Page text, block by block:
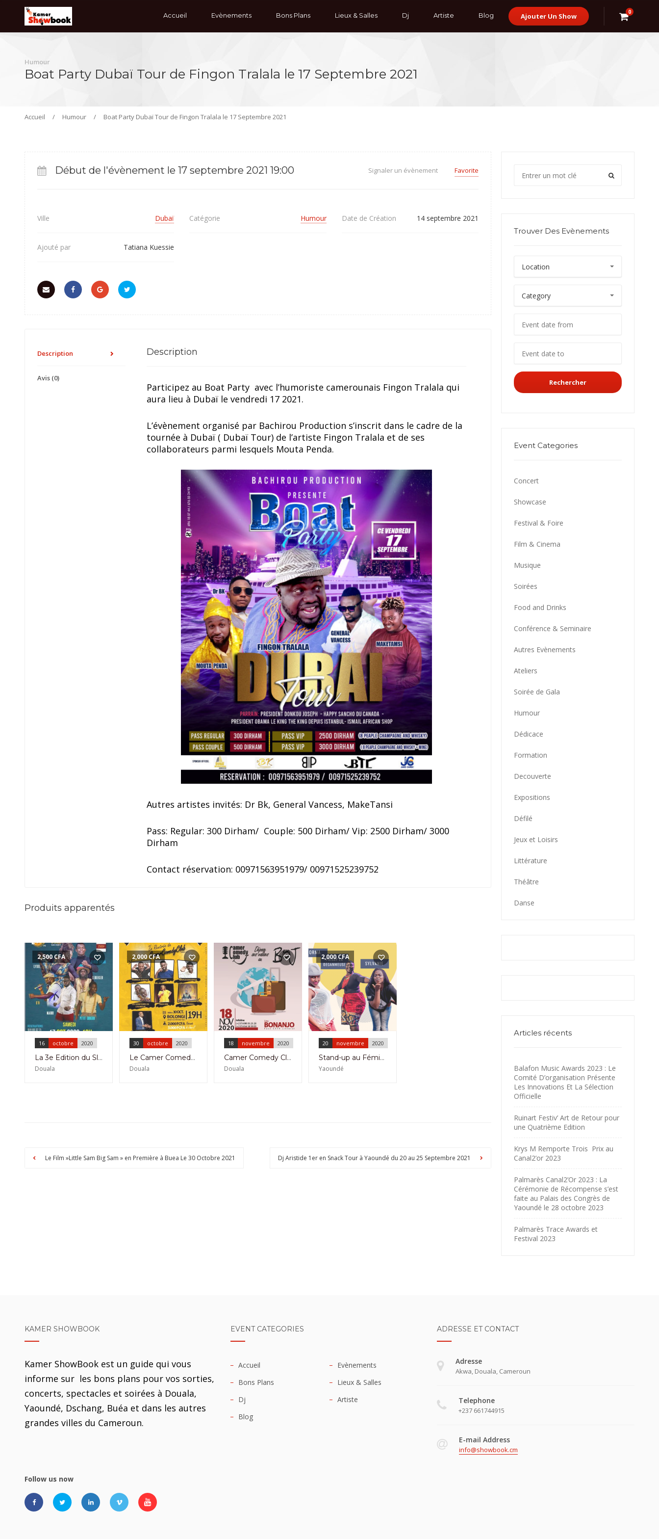
0
Ajouter Un Show
Accueil Evènements Bons Plans Lieux & Salles Dj Artiste Blog
Humour
Boat Party Dubaï Tour de Fingon Tralala le 17 Septembre 2021
Accueil / Humour / Boat Party Dubaï Tour de Fingon Tralala le 17 Septembre 2021
Début de l'évènement le 17 septembre 2021 19:00 Signaler un évènement Favorite
Ville Dubaï Catégorie Humour Date de Création 14 septembre 2021
Ajouté par Tatiana Kuessie
Description
Avis (0)
Description
Participez au Boat Party avec l’humoriste camerounais Fingon Tralala qui
aura lieu à Dubaï le vendredi 17 2021.
L’évènement organisé par Bachirou Production s’inscrit dans le cadre de la
tournée à Dubaï ( Dubaï Tour) de l’artiste Fingon Tralala et de ses
collaborateurs parmi lesquels Mouta Penda.
Autres artistes invités: Dr Bk, General Vancess, MakeTansi
Pass: Regular: 300 Dirham/ Couple: 500 Dirham/ Vip: 2500 Dirham/ 3000
Dirham
Contact réservation: 00971563951979/ 00971525239752
Produits apparentés
16 octobre 2020
La 3e Edition du Slam Up du 15 au 17 Octobre et du 28 au 30 Octobre à l’Institut Français du Cameroun les antennes de Douala et Yaoundé.
2,500CFA
Douala
30 octobre 2020
Le Camer Comedy Club Fait Sa Rentrée En Saison3 le 30 Octobre 2020 au Cabaret Bolongui à Bali
2,000CFA
Douala
18 novembre 2020
Camer Comedy Club au Restaurant Le Boj Bonanjo le 18 Novembre 2020
Douala
20 novembre 2020
Stand-up au Féminin à l’Institut Français Yaoundé le 20 Novembre 2020
2,000CFA
Yaoundé
Le Film »Little Sam Big Sam » en Première à Buea Le 30 Octobre 2021 Dj Aristide 1er en Snack Tour à Yaoundé du 20 au 25 Septembre 2021
Trouver Des Evènements
Rechercher
Event Categories
Concert
Showcase
Festival & Foire
Film & Cinema
Musique
Soirées
Food and Drinks
Conférence & Seminaire
Autres Evènements
Ateliers
Soirée de Gala
Humour
Dédicace
Formation
Decouverte
Expositions
Défilé
Jeux et Loisirs
Littérature
Théâtre
Danse
Articles récents
Balafon Music Awards 2023 : Le
Comité D’organisation Présente
Les Innovations Et La Sélection
Officielle
Ruinart Festiv’ Art de Retour pour
une Quatrième Edition
Krys M Remporte Trois Prix au
Canal2’or 2023
Palmarès Canal2’Or 2023 : La
Cérémonie de Récompense s’est
faite au Palais des Congrès de
Yaoundé le 28 octobre 2023
Palmarès Trace Awards et
Festival 2023
KAMER SHOWBOOK
Kamer ShowBook est un guide qui vous
informe sur les bons plans pour vos sorties,
concerts, spectacles et soirées à Douala,
Yaoundé, Dschang, Buéa et dans les autres
grandes villes du Cameroun.
Follow us now
EVENT CATEGORIES
Accueil
Evènements
Bons Plans
Lieux & Salles
Dj
Artiste
Blog
ADRESSE ET CONTACT
Adresse
Akwa, Douala, Cameroun
Telephone
+237 661744915
E-mail Address
info@showbook.cm